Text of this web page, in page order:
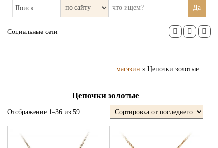
Поиск Да
Социальные сети
магазин » Цепочки золотые
Цепочки золотые
Отображение 1–36 из 59